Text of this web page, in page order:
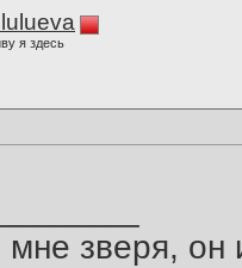
я здесь
зверя, он